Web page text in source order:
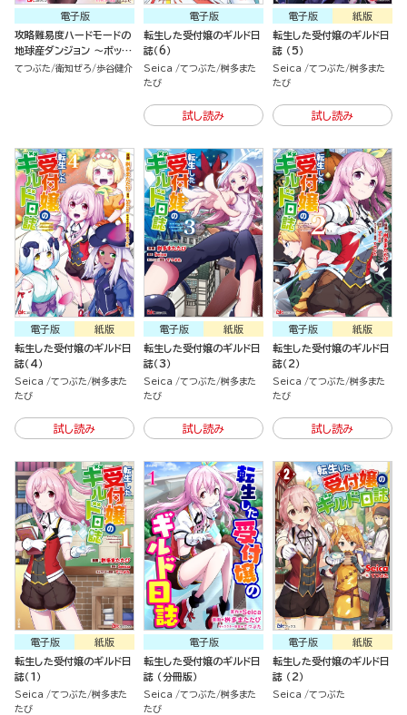
電子版
攻略難易度ハードモードの
地球産ダンジョン ～ボッチ
が異世界の少女たちと、余
てつぶた 衛知ぜろ 歩谷健介
電子版
転生した受付嬢のギルド日
誌（6）
Seica てつぶた 桝多また
たび
試し読み
紙版
電子版
転生した受付嬢のギルド日
誌 （5）
Seica てつぶた 桝多また
たび
試し読み
紙版
電子版
転生した受付嬢のギルド日
誌（4）
Seica てつぶた 桝多また
たび
試し読み
紙版
電子版
転生した受付嬢のギルド日
誌（3）
Seica てつぶた 桝多また
たび
試し読み
紙版
電子版
転生した受付嬢のギルド日
誌（2）
Seica てつぶた 桝多また
たび
試し読み
紙版
電子版
転生した受付嬢のギルド日
誌（1）
Seica てつぶた 桝多また
たび
電子版
転生した受付嬢のギルド日
誌 （分冊版）
Seica てつぶた 桝多また
たび
紙版
電子版
転生した受付嬢のギルド日
誌 （2）
Seica てつぶた